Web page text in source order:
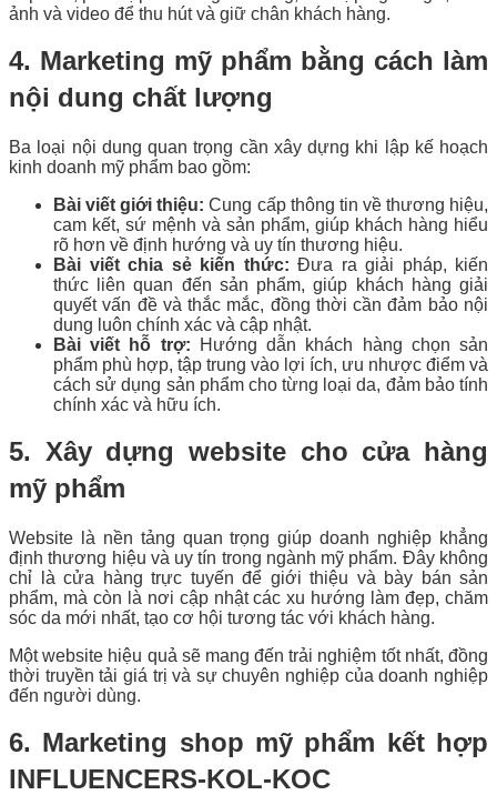
ảnh và video để thu hút và giữ chân khách hàng.
4. Marketing mỹ phẩm bằng cách làm
nội dung chất lượng
Ba loại nội dung quan trọng cần xây dựng khi lập kế hoạch
kinh doanh mỹ phẩm bao gồm:
Bài viết giới thiệu: Cung cấp thông tin về thương hiệu,
cam kết, sứ mệnh và sản phẩm, giúp khách hàng hiểu
rõ hơn về định hướng và uy tín thương hiệu.
Bài viết chia sẻ kiến thức: Đưa ra giải pháp, kiến
thức liên quan đến sản phẩm, giúp khách hàng giải
quyết vấn đề và thắc mắc, đồng thời cần đảm bảo nội
dung luôn chính xác và cập nhật.
Bài viết hỗ trợ: Hướng dẫn khách hàng chọn sản
phẩm phù hợp, tập trung vào lợi ích, ưu nhược điểm và
cách sử dụng sản phẩm cho từng loại da, đảm bảo tính
chính xác và hữu ích.
5. Xây dựng website cho cửa hàng
mỹ phẩm
Website là nền tảng quan trọng giúp doanh nghiệp khẳng
định thương hiệu và uy tín trong ngành mỹ phẩm. Đây không
chỉ là cửa hàng trực tuyến để giới thiệu và bày bán sản
phẩm, mà còn là nơi cập nhật các xu hướng làm đẹp, chăm
sóc da mới nhất, tạo cơ hội tương tác với khách hàng.
Một website hiệu quả sẽ mang đến trải nghiệm tốt nhất, đồng
thời truyền tải giá trị và sự chuyên nghiệp của doanh nghiệp
đến người dùng.
6. Marketing shop mỹ phẩm kết hợp
INFLUENCERS-KOL-KOC